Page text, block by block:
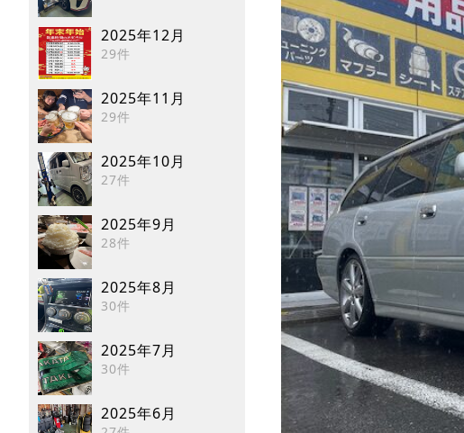
2025年12月
29件
2025年11月
29件
2025年10月
27件
2025年9月
28件
2025年8月
30件
2025年7月
30件
2025年6月